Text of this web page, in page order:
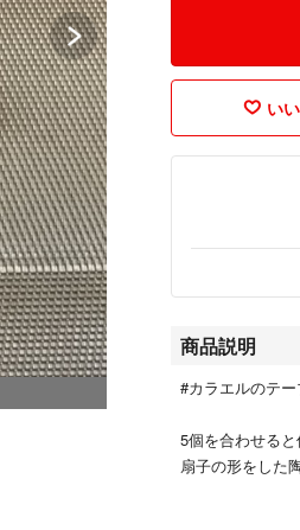
い
商品説明
#カラエルのテ
5個を合わせると
扇子の形をした